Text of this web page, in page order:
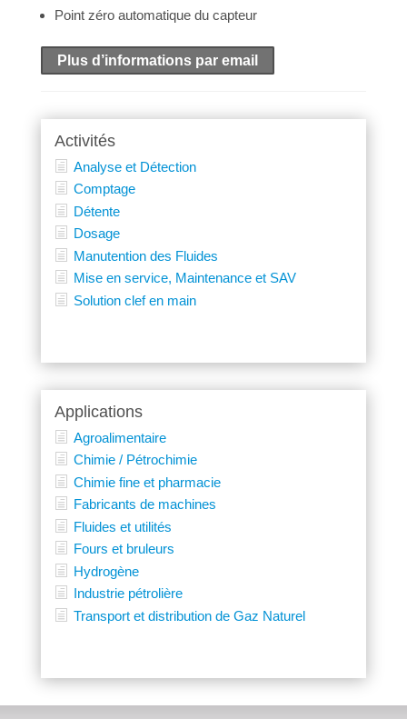
Point zéro automatique du capteur
Plus d’informations par email
Activités
Analyse et Détection
Comptage
Détente
Dosage
Manutention des Fluides
Mise en service, Maintenance et SAV
Solution clef en main
Applications
Agroalimentaire
Chimie / Pétrochimie
Chimie fine et pharmacie
Fabricants de machines
Fluides et utilités
Fours et bruleurs
Hydrogène
Industrie pétrolière
Transport et distribution de Gaz Naturel